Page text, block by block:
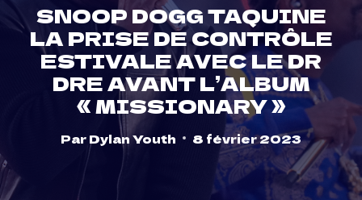
SNOOP DOGG TAQUINE
LA PRISE DE CONTRÔLE
ESTIVALE AVEC LE DR
DRE AVANT L’ALBUM
« MISSIONARY »
ParDylan Youth 8 février 2023